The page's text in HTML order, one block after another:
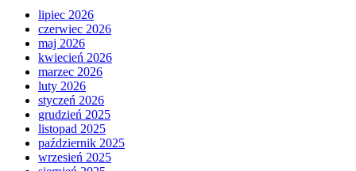
lipiec 2026
czerwiec 2026
maj 2026
kwiecień 2026
marzec 2026
luty 2026
styczeń 2026
grudzień 2025
listopad 2025
październik 2025
wrzesień 2025